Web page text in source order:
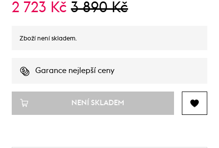
2 723 Kč 3 890 Kč
Zboží není skladem.
Garance nejlepší ceny
NENÍ SKLADEM